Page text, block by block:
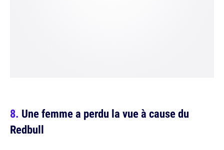
Une femme a perdu la vue à cause du
Redbull